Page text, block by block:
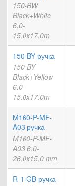
150-BW
Black+White
6.0-
15.0x17.0m
150-BY ручка
150-BY
Black+Yellow
6.0-
15.0x17.0m
M160-P-MF-
A03 ручка
M160-P-MF-
A03 6.0-
26.0x15.0 mm
R-1-GB ручка